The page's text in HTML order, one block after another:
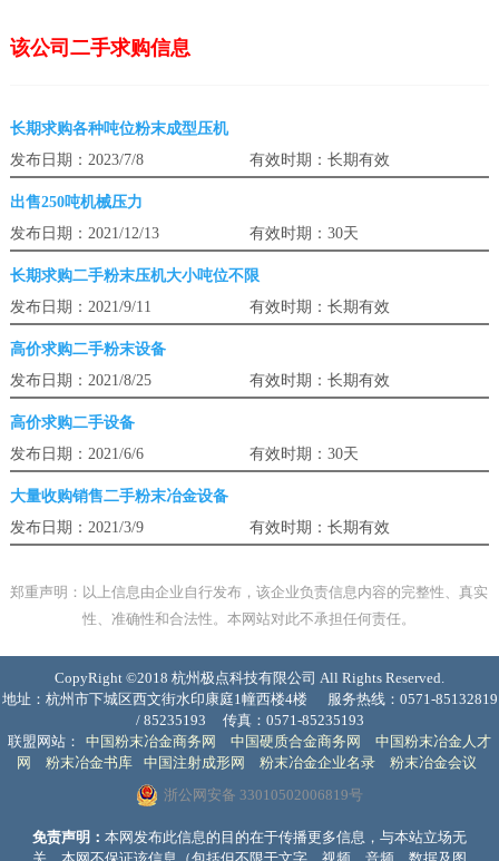
该公司二手求购信息
长期求购各种吨位粉末成型压机
发布日期：2023/7/8
有效时期：长期有效
出售250吨机械压力
发布日期：2021/12/13
有效时期：30天
长期求购二手粉末压机大小吨位不限
发布日期：2021/9/11
有效时期：长期有效
高价求购二手粉末设备
发布日期：2021/8/25
有效时期：长期有效
高价求购二手设备
发布日期：2021/6/6
有效时期：30天
大量收购销售二手粉末冶金设备
发布日期：2021/3/9
有效时期：长期有效
郑重声明：以上信息由企业自行发布，该企业负责信息内容的完整性、真实
性、准确性和合法性。本网站对此不承担任何责任。
CopyRight ©2018 杭州极点科技有限公司 All Rights Reserved.
地址：杭州市下城区西文街水印康庭1幢西楼4楼
服务热线：0571-85132819
/ 85235193
传真：0571-85235193
联盟网站：
中国粉末冶金商务网 中国硬质合金商务网
中国粉末冶金人才
网
粉末冶金书库 中国注射成形网 粉末冶金企业名录
粉末冶金会议
浙公网安备 33010502006819号
免责声明： 本网发布此信息的目的在于传播更多信息，与本站立场无